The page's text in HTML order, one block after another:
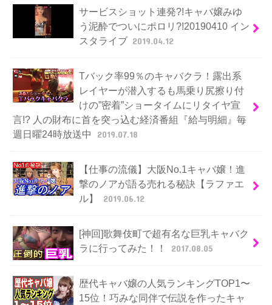
サービスショット連発?!キャバ嬢みゆ
う泥酔でついにポロリ?!20190410 イン
スタライブ 2019.04.12
Tバック率99％のキャバクラ！露出系
レイヤーが潜入するも馬乗り尻擦り付
けの”密着”ショータイムにリタイヤ宣
言!? 人の財布に首を突っ込む経済番組『給与明細』毎
週日曜24時放送中
2019.07.18
【仕事の流儀】大阪No.1キャバ嬢！進
撃のノアが語る売れる秘訣【ラファエ
ル】
2019.06.12
[神回]歌舞伎町で超有名な巨乳キャバク
ラに行ってみた！！
2017.08.05
歴代キャバ嬢の人気ランキングTOP1〜
15位！巧みな同伴で伝説を作ったキャ